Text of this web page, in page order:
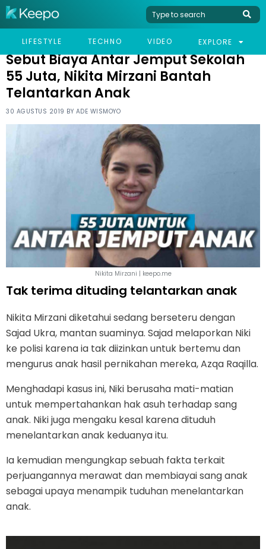
LIFESTYLE TECHNO VIDEO EXPLORE
HOME CELEB
SEBUT BIAYA ANTAR JEMPUT SEKOLAH 55 JUTA, NIKITA MIRZANI
Sebut Biaya Antar Jemput Sekolah
55 Juta, Nikita Mirzani Bantah
Telantarkan Anak
30 AGUSTUS 2019 BY ADE WISMOYO
Nikita Mirzani | keepo.me
Tak terima dituding telantarkan anak
Nikita Mirzani diketahui sedang berseteru dengan
Sajad Ukra, mantan suaminya. Sajad melaporkan Niki
ke polisi karena ia tak diizinkan untuk bertemu dan
mengurus anak hasil pernikahan mereka, Azqa Raqilla.
Menghadapi kasus ini, Niki berusaha mati-matian
untuk mempertahankan hak asuh terhadap sang
anak. Niki juga mengaku kesal karena dituduh
menelantarkan anak keduanya itu.
Ia kemudian mengungkap sebuah fakta terkait
perjuangannya merawat dan membiayai sang anak
sebagai upaya menampik tuduhan menelantarkan
anak.